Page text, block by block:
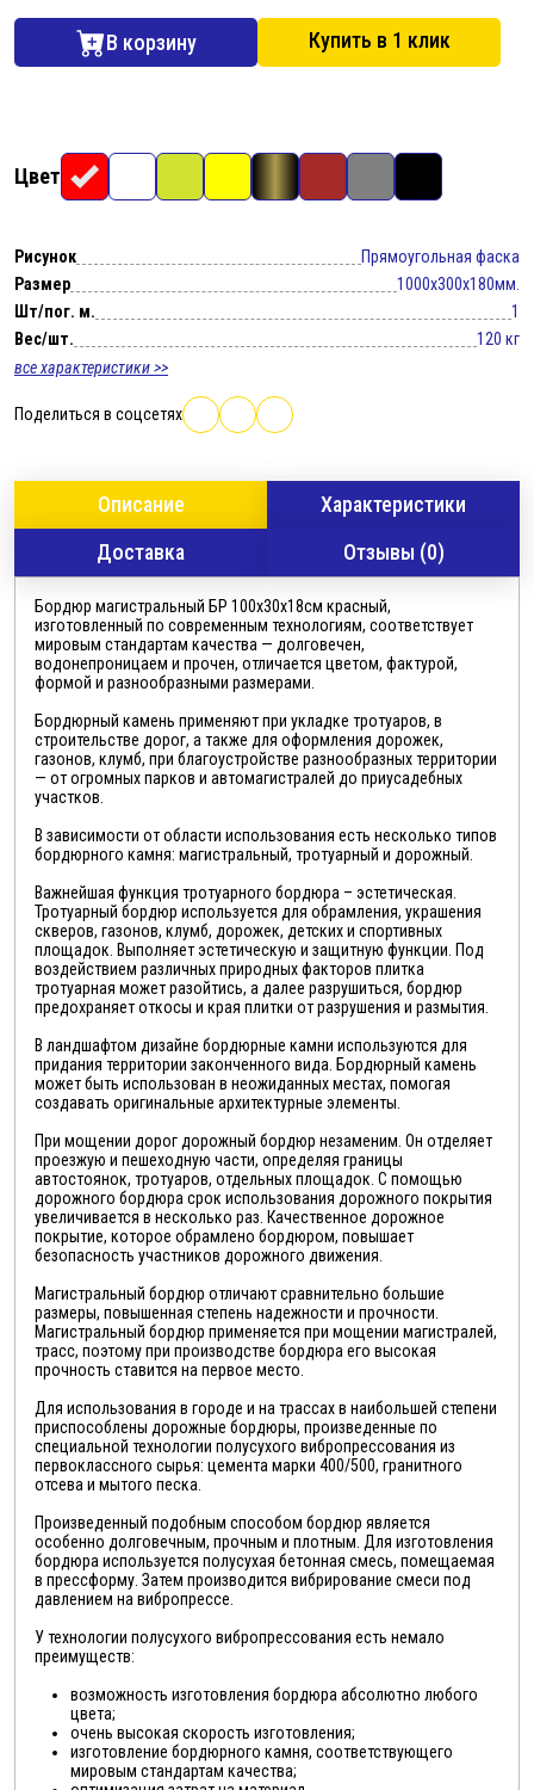
В корзину Купить в 1 клик
Цвет
Рисунок
Прямоугольная фаска
Размер
1000x300x180мм.
Шт/пог. м.
1
Вес/шт.
120 кг
все характеристики >>
Поделиться в соцсетях
Описание
Характеристики
Доставка
Отзывы (0)
Бордюр магистральный БР 100х30х18см красный,
изготовленный по современным технологиям, соответствует
мировым стандартам качества — долговечен,
водонепроницаем и прочен, отличается цветом, фактурой,
формой и разнообразными размерами.
Бордюрный камень применяют при укладке тротуаров, в
строительстве дорог, а также для оформления дорожек,
газонов, клумб, при благоустройстве разнообразных территории
— от огромных парков и автомагистралей до приусадебных
участков.
В зависимости от области использования есть несколько типов
бордюрного камня: магистральный, тротуарный и дорожный.
Важнейшая функция тротуарного бордюра – эстетическая.
Тротуарный бордюр используется для обрамления, украшения
скверов, газонов, клумб, дорожек, детских и спортивных
площадок. Выполняет эстетическую и защитную функции. Под
воздействием различных природных факторов плитка
тротуарная может разойтись, а далее разрушиться, бордюр
предохраняет откосы и края плитки от разрушения и размытия.
В ландшафтом дизайне бордюрные камни используются для
придания территории законченного вида. Бордюрный камень
может быть использован в неожиданных местах, помогая
создавать оригинальные архитектурные элементы.
При мощении дорог дорожный бордюр незаменим. Он отделяет
проезжую и пешеходную части, определяя границы
автостоянок, тротуаров, отдельных площадок. С помощью
дорожного бордюра срок использования дорожного покрытия
увеличивается в несколько раз. Качественное дорожное
покрытие, которое обрамлено бордюром, повышает
безопасность участников дорожного движения.
Магистральный бордюр отличают сравнительно большие
размеры, повышенная степень надежности и прочности.
Магистральный бордюр применяется при мощении магистралей,
трасс, поэтому при производстве бордюра его высокая
прочность ставится на первое место.
Для использования в городе и на трассах в наибольшей степени
приспособлены дорожные бордюры, произведенные по
специальной технологии полусухого вибропрессования из
первоклассного сырья: цемента марки 400/500, гранитного
отсева и мытого песка.
Произведенный подобным способом бордюр является
особенно долговечным, прочным и плотным. Для изготовления
бордюра используется полусухая бетонная смесь, помещаемая
в прессформу. Затем производится вибрирование смеси под
давлением на вибропрессе.
У технологии полусухого вибропрессования есть немало
преимуществ:
возможность изготовления бордюра абсолютно любого
цвета;
очень высокая скорость изготовления;
изготовление бордюрного камня, соответствующего
мировым стандартам качества;